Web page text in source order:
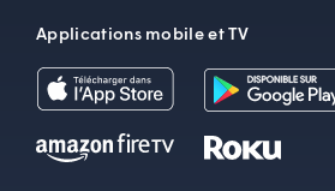
Applications mobile et TV